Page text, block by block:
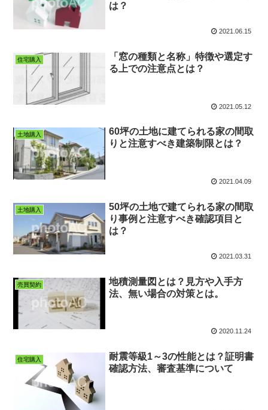
は？
2021.06.15
住宅購入
「窓の種類と名称」特徴や選定す
る上での注意点とは？
2021.05.12
土地購入
60坪の土地に建てられる家の間取
りと注意すべき建築制限とは？
2021.04.09
土地購入
50坪の土地で建てられる家の間取
り事例と注意すべき確認項目と
は？
2021.03.31
売買契約
地積測量図とは？見方や入手方
法、無い場合の対策とは。
2020.11.24
住宅購入
耐震等級1～3の性能とは？証明書
確認方法、審査基準について